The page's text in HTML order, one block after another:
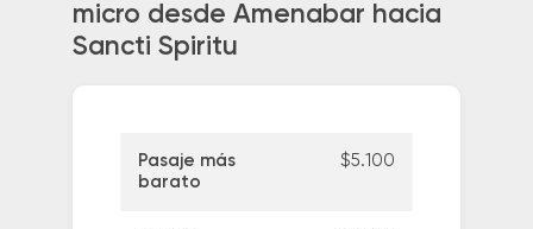
micro desde Amenabar hacia
Sancti Spiritu
Pasaje más
barato
$5.100